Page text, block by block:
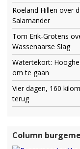
Roeland Hillen over
Salamander
Tom Erik-Grotens
Wassenaarse Slag
Watertekort:
om te gaan
Vier dagen, 160
terug
Column